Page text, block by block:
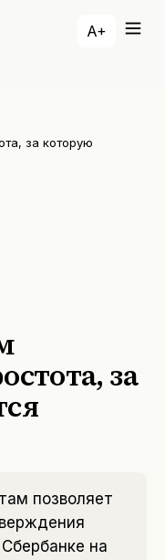
A+
за которую
за
позволяет
на